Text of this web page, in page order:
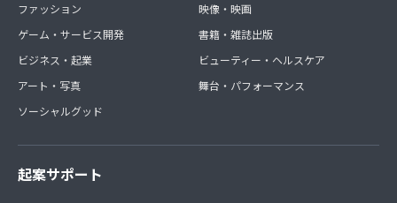
ファッション
ゲーム・サービス開発
ビジネス・起業
アート・写真
ソーシャルグッド
映像・映画
書籍・雑誌出版
ビューティー・ヘルスケア
舞台・パフォーマンス
起案サポート